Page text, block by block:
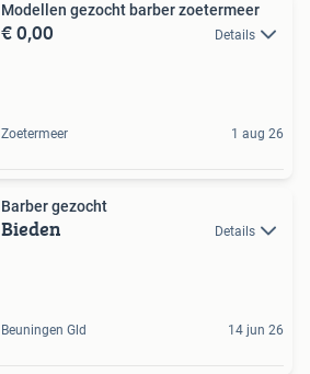
Modellen gezocht barber zoetermeer
€ 0,00 Details
Zoetermeer 1 aug 26
Barber gezocht
Bieden Details
Beuningen Gld 14 jun 26